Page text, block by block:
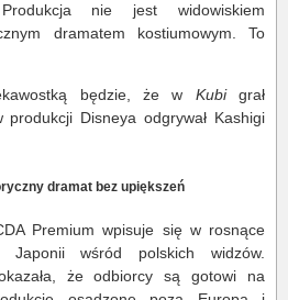
nie jest widowiskiem
dramatem kostiumowym. To
będzie, że w Kubigrał
Disneya odgrywał Kashigi
dramat bez upiększeń
Premium wpisuje się w rosnące
Japonii wśród polskich widzów.
że odbiorcy są gotowi na